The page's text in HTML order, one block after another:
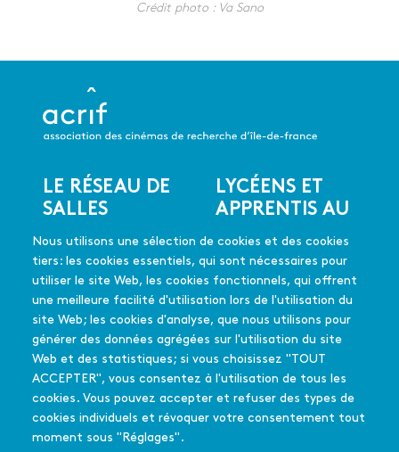
Crédit photo : Va Sano
Nous utilisons une sélection de cookies et des cookies
tiers: les cookies essentiels, qui sont nécessaires pour
utiliser le site Web, les cookies fonctionnels, qui offrent
une meilleure facilité d'utilisation lors de l'utilisation du
site Web; les cookies d'analyse, que nous utilisons pour
générer des données agrégées sur l'utilisation du site
Web et des statistiques; si vous choisissez "TOUT
ACCEPTER", vous consentez à l'utilisation de tous les
cookies. Vous pouvez accepter et refuser des types de
cookies individuels et révoquer votre consentement tout
moment sous "Réglages".
Menu
pied
de
page
LE RÉSEAU DE
SALLES
Les salles du réseau
Les coups de coeur
Les films soutenus
LYCÉENS ET
APPRENTIS AU
CINÉMA
En quelques mots
Mode d'emploi
FAQ
Édition 2025-26
PASSEURS
D'IMAGES
En quelques mots
La déclinaison
Menu
secondaire
L'équipe - Contact
Partenaires
Qui sommes-nous
?